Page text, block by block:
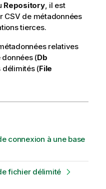
Repository, il est
CSV de métadonnées
tierces.
relatives
(Db
délimités (File
connexion à une base
fichier délimité